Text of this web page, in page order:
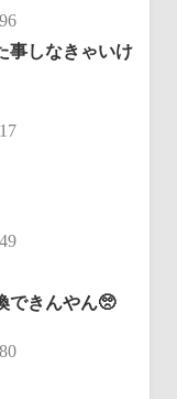
事しなきゃいけ
できんやん🥺